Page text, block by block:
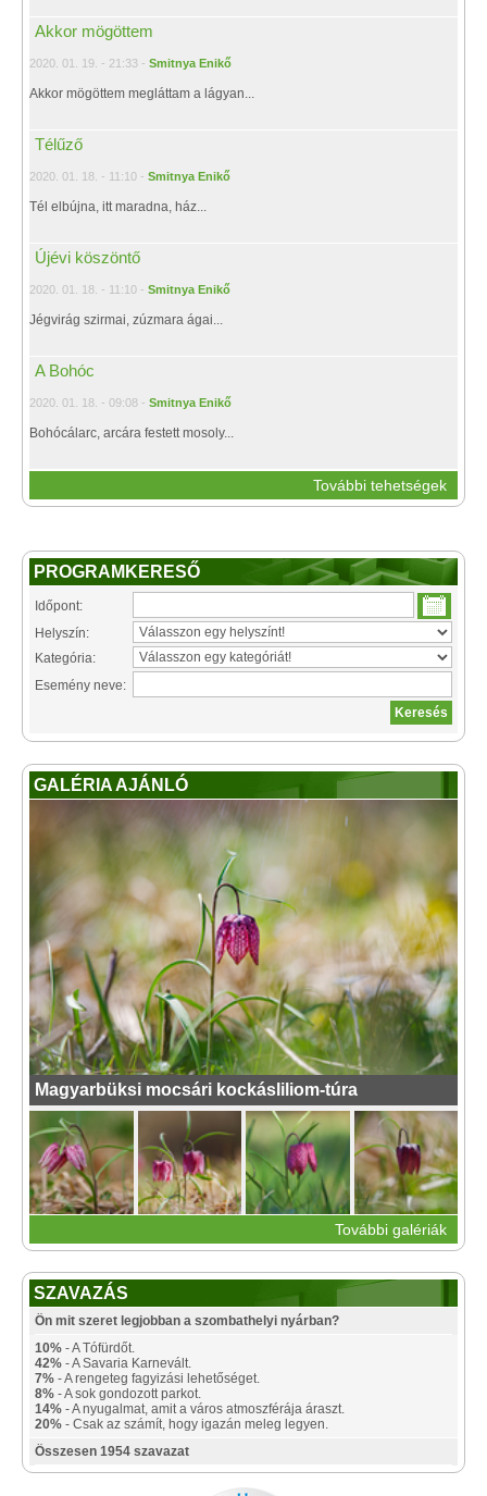
Akkor mögöttem
2020. 01. 19. - 21:33 - Smitnya Enikő
Akkor mögöttem megláttam a lágyan...
Télűző
2020. 01. 18. - 11:10 - Smitnya Enikő
Tél elbújna, itt maradna, ház...
Újévi köszöntő
2020. 01. 18. - 11:10 - Smitnya Enikő
Jégvirág szirmai, zúzmara ágai...
A Bohóc
2020. 01. 18. - 09:08 - Smitnya Enikő
Bohócálarc, arcára festett mosoly...
További tehetségek
PROGRAMKERESŐ
Időpont:
Helyszín:
Kategória:
Esemény neve:
GALÉRIA AJÁNLÓ
Magyarbüksi mocsári kockásliliom-túra
További galériák
SZAVAZÁS
Ön mit szeret legjobban a szombathelyi nyárban?
10% - A Tófürdőt.
42% - A Savaria Karnevált.
7% - A rengeteg fagyizási lehetőséget.
8% - A sok gondozott parkot.
14% - A nyugalmat, amit a város atmoszférája áraszt.
20% - Csak az számít, hogy igazán meleg legyen.
Összesen 1954 szavazat